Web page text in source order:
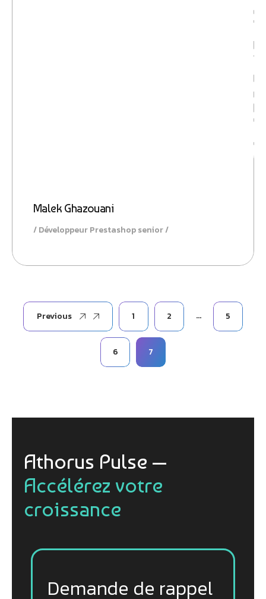
Malek Ghazouani
Développeur Prestashop senior
Previous 1 2 … 5
6 7
Athorus Pulse —
Accélérez votre
croissance
Demande de rappel